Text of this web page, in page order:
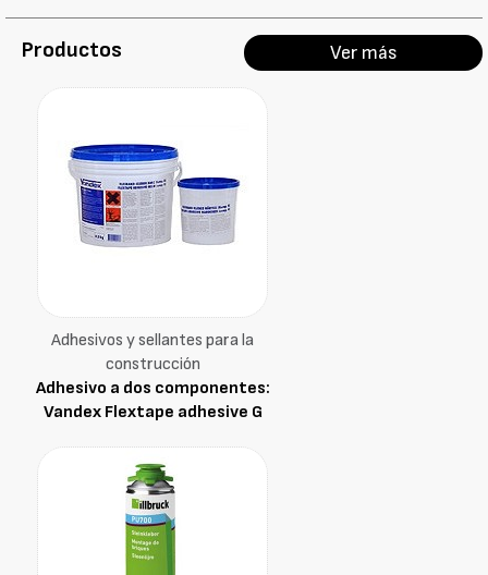
Productos Ver más
Adhesivos y sellantes para la
construcción
Adhesivo a dos componentes:
Vandex Flextape adhesive G